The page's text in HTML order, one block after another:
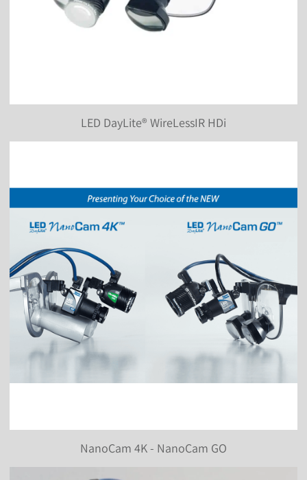
LED DayLite® WireLessIR HDi
NanoCam 4K - NanoCam GO